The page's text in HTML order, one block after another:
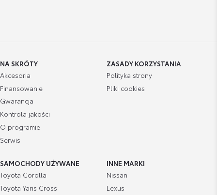
NA SKRÓTY
Akcesoria
Finansowanie
Gwarancja
Kontrola jakości
O programie
Serwis
ZASADY KORZYSTANIA
Polityka strony
Pliki cookies
SAMOCHODY UŻYWANE
Toyota Corolla
Toyota Yaris Cross
INNE MARKI
Nissan
Lexus